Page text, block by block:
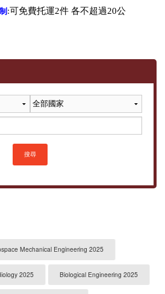
:可免費托運2件 各不超過20公
搜尋
Mechanical Engineering 2025
2025 Biological Engineering 2025